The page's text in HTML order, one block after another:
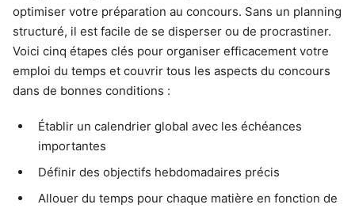
optimiser votre préparation au concours. Sans un planning
structuré, il est facile de se disperser ou de procrastiner.
Voici cinq étapes clés pour organiser efficacement votre
emploi du temps et couvrir tous les aspects du concours
dans de bonnes conditions :
Établir un calendrier global avec les échéances
importantes
Définir des objectifs hebdomadaires précis
Allouer du temps pour chaque matière en fonction de